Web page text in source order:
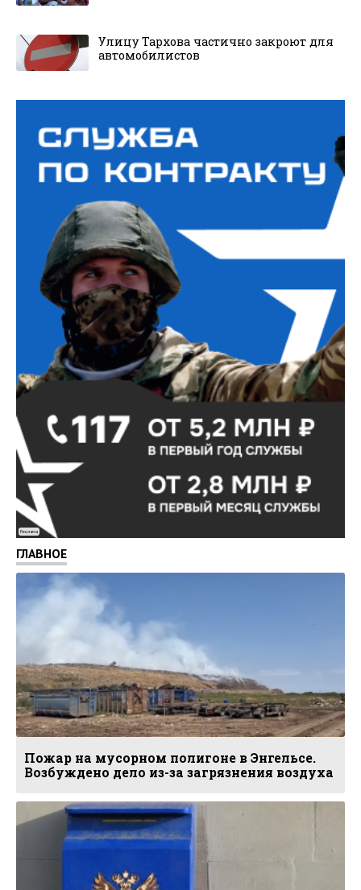
Улицу Тархова частично закроют для
автомобилистов
Реклама
ГЛАВНОЕ
Пожар на мусорном полигоне в Энгельсе.
Возбуждено дело из-за загрязнения воздуха